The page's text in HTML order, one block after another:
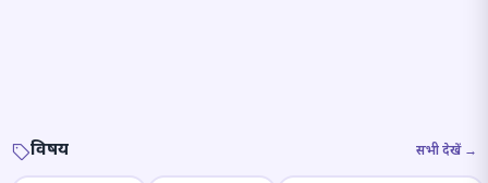
विषय सभी देखें →